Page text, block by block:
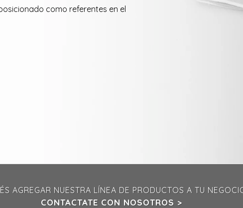
como referentes en el
AGREGAR NUESTRA LÍNEA DE PRODUCTOS A TU
CONTACTATE CON NOSOTROS >